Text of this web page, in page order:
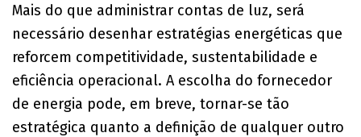
Mais do que administrar contas de luz, será
necessário desenhar estratégias energéticas que
reforcem competitividade, sustentabilidade e
eficiência operacional. A escolha do fornecedor
de energia pode, em breve, tornar-se tão
estratégica quanto a definição de qualquer outro